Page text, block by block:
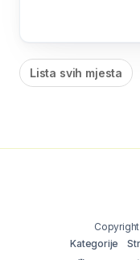
Lista svih mjesta
Kategorije